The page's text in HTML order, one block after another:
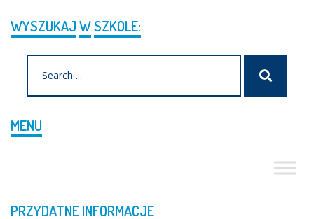
WYSZUKAJWSZKOLE:
Szukaj
MENU
PRZYDATNEINFORMACJE